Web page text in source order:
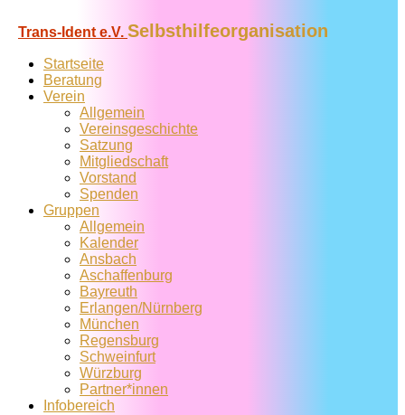
Trans-Ident e.V. Selbsthilfeorganisation
Startseite
Beratung
Verein
Allgemein
Vereins­geschichte
Satzung
Mitglied­schaft
Vorstand
Spenden
Gruppen
Allgemein
Kalender
Ansbach
Aschaffenburg
Bayreuth
Erlangen/Nürnberg
München
Regensburg
Schweinfurt
Würzburg
Partner*innen
Infobereich